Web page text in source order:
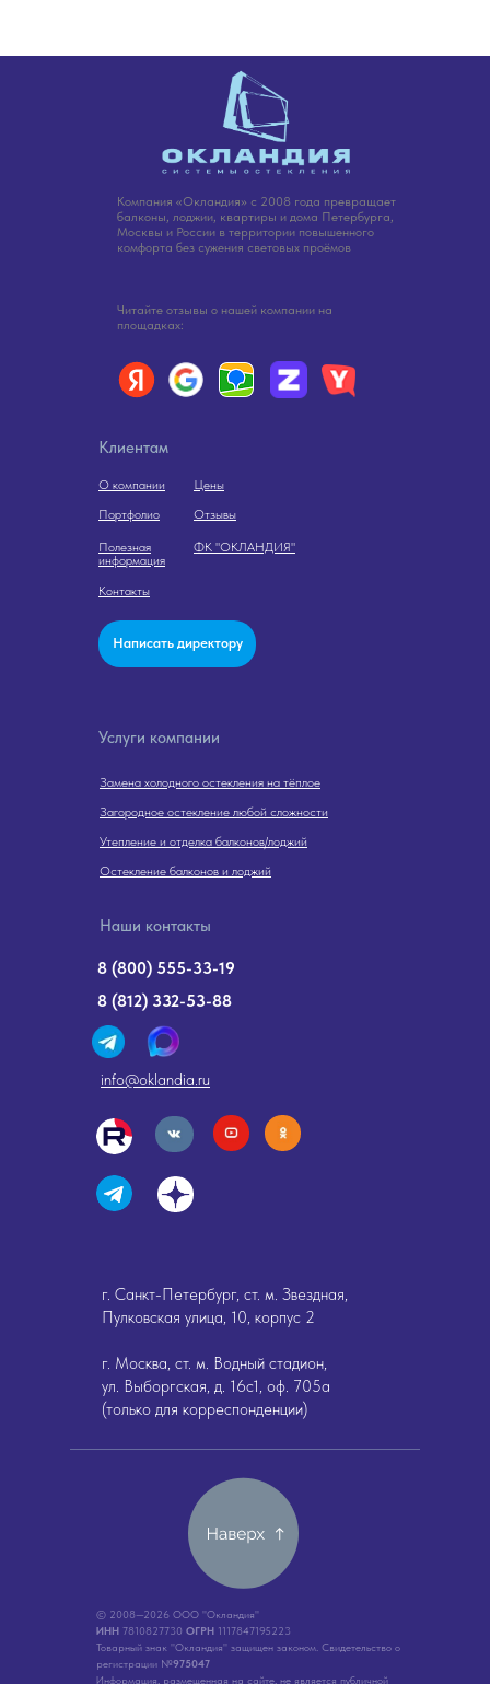
Компания «Окландия» с 2008 года превращает
балконы, лоджии, квартиры и дома Петербурга,
Москвы и России в территории повышенного
комфорта без сужения световых проёмов
Замена холодного остекления на тёплое
Загородное остекление любой сложности
Утепление и отделка балконов/лоджий
Остекление балконов и лоджий
г. Санкт-Петербург, ст. м. Звездная,
Пулковская улица, 10, корпус 2
г. Москва, ст. м. Водный стадион,
ул. Выборгская, д. 16с1, оф. 705а
(только для корреспонденции)
Наши контакты
8 (800) 555-33-19
8 (812) 332-53-88
info@oklandia.ru
Услуги компании
Клиентам
© 2008—2026 ООО "Окландия"
ИНН 7810827730 ОГРН 1117847195223
Товарный знак "Окландия" защищен законом. Свидетельство о
регистрации №975047
Информация, размещенная на сайте, не является публичной
Читайте отзывы о нашей компании на
площадках:
Написать директору
О компании
Портфолио
Отзывы
Полезная
информация
ФК "ОКЛАНДИЯ"
Цены
Контакты